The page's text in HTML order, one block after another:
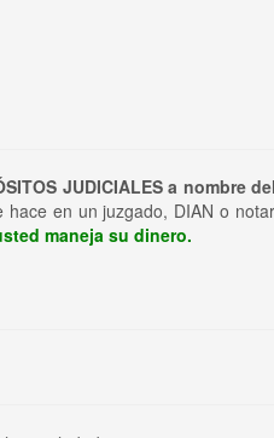
JUDICIALES a nombre
en un juzgado, DIAN o
maneja su dinero.